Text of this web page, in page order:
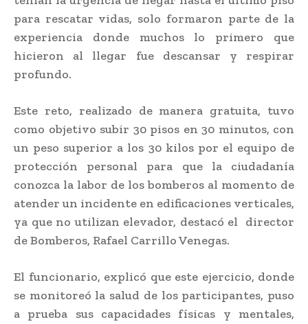
para rescatar vidas, solo formaron parte de la
experiencia donde muchos lo primero que
hicieron al llegar fue descansar y respirar
profundo.
Este reto, realizado de manera gratuita, tuvo
como objetivo subir 30 pisos en 30 minutos, con
un peso superior a los 30 kilos por el equipo de
protección personal para que la ciudadanía
conozca la labor de los bomberos al momento de
atender un incidente en edificaciones verticales,
ya que no utilizan elevador, destacó el director
de Bomberos, Rafael Carrillo Venegas.
El funcionario, explicó que este ejercicio, donde
se monitoreó la salud de los participantes, puso
a prueba sus capacidades físicas y mentales,